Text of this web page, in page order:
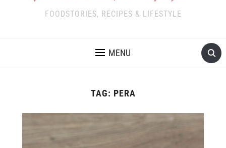
FOODSTORIES, RECIPES & LIFESTYLE
MENU
TAG: PERA